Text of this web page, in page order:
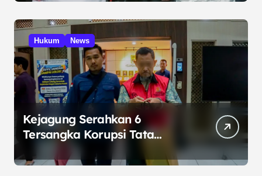
Hukum News
Kejagung Serahkan 6
Tersangka Korupsi Tata
Kelola Minyak ke Penuntut
Umum